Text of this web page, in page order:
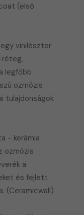
(első
vinilészter
legfőbb
ozmózis
tulajdonságok
- kerámia
ozmózis
a
és fejlett
(Ceramicwall)